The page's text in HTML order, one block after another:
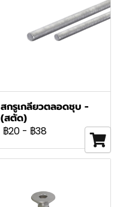
สกรูเกลียวตลอดชุบ -
(สตัด)
฿20 - ฿38